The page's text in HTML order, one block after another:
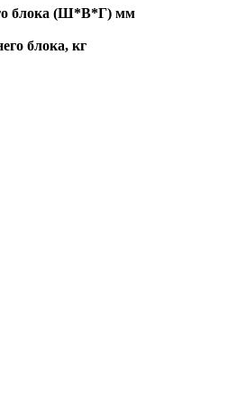
блока (Ш*В*Г) мм
блока, кг